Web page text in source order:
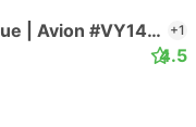
Classe économique | Avion #VY1498 +1
4.5